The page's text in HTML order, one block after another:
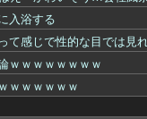
するソロが...
げる
日予約開始！...
入浴する
て感じで性的な目では見
ｗｗｗｗｗｗｗｗ
ｗｗｗｗｗｗ